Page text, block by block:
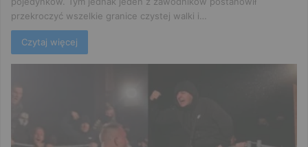
przekroczyć wszelkie granice czystej walki i…
Czytaj więcej